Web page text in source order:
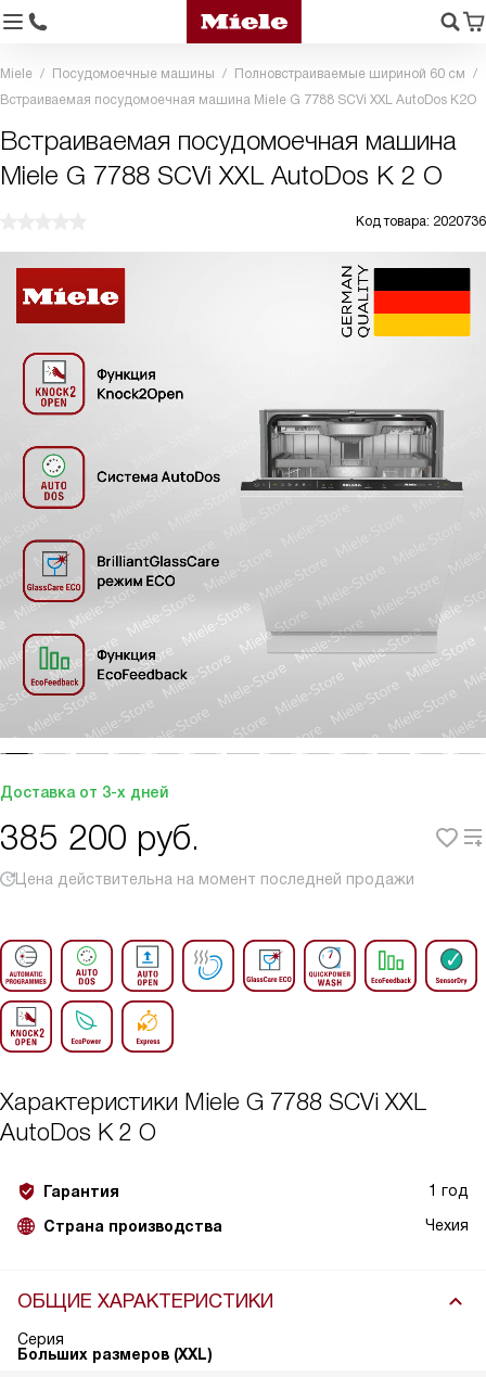
Miele Посудомоечные машины
Полновстраиваемые шириной 60 см
Встраиваемая посудомоечная машина Miele G 7788 SCVi XXL AutoDos K2O
Встраиваемая посудомоечная машина
Miele G 7788 SCVi XXL AutoDos K 2 O
Код товара: 2020736
Доставка от 3-х дней
385 200 руб.
Цена действительна на момент последней продажи
Характеристики Miele G 7788 SCVi XXL
AutoDos K 2 O
Гарантия 1 год
Страна производства Чехия
ОБЩИЕ ХАРАКТЕРИСТИКИ
Серия
Больших размеров (XXL)